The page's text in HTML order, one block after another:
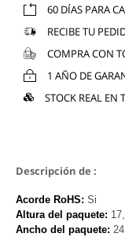
60 DÍAS PARA
RECIBE TU
COMPRA CON
1 AÑO DE
STOCK REAL EN
Descripción de :
Acorde RoHS: Si
Altura del paquete:
Ancho del paquete: